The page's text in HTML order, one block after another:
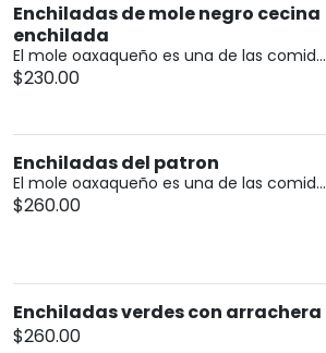
Enchiladas de mole negro cecina
enchilada
El mole oaxaqueño es una de las comid...
$230.00
Enchiladas del patron
El mole oaxaqueño es una de las comid...
$260.00
Enchiladas verdes con arrachera
$260.00